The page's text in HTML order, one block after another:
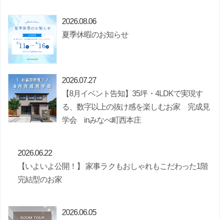
2026.08.06
夏季休暇のお知らせ
2026.07.27
【8月イベント告知】35坪・4LDKで実現す
る、数字以上の抜け感を楽しむお家 完成見
学会 inみなべ町西本庄
2026.06.22
【いよいよ公開！】 家事ラクもおしゃれもこだわった1階
完結型のお家
2026.06.05